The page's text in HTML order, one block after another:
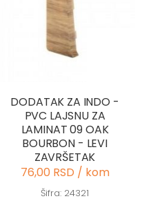
DODATAK ZA INDO -
PVC LAJSNU ZA
LAMINAT 09 OAK
BOURBON - LEVI
ZAVRŠETAK
76,00 RSD / kom
Šifra: 24321